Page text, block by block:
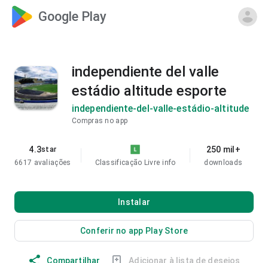
Google Play
independiente del valle
estádio altitude esporte
independiente-del-valle-estádio-altitude
Compras no app
4.3star
6617 avaliações
Classificação Livre info
250 mil+
downloads
Instalar
Conferir no app Play Store
Compartilhar Adicionar à lista de desejos